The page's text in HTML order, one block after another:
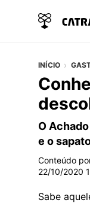
INÍCIO
O
e o
Conteúdo
22/10/2020
Sabe